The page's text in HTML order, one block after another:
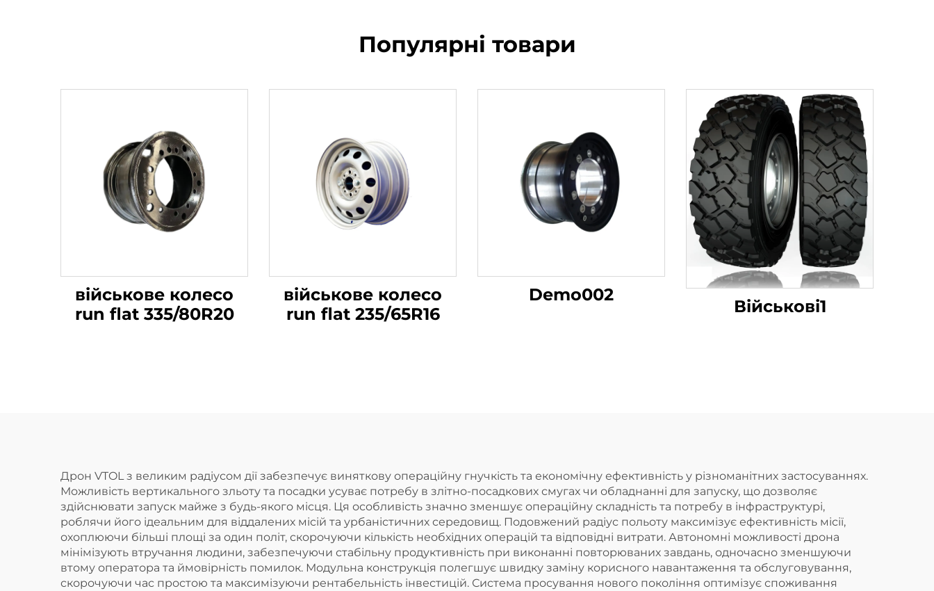
Популярні товари
військове колесо
run flat 335/80R20
військове колесо
run flat 235/65R16
Demo002
Військові1
Дрон VTOL з великим радіусом дії забезпечує виняткову операційну гнучкість та економічну ефективність у різноманітних застосуваннях.
Можливість вертикального зльоту та посадки усуває потребу в злітно-посадкових смугах чи обладнанні для запуску, що дозволяє
здійснювати запуск майже з будь-якого місця. Ця особливість значно зменшує операційну складність та потребу в інфраструктурі,
роблячи його ідеальним для віддалених місій та урбаністичних середовищ. Подовжений радіус польоту максимізує ефективність місії,
охоплюючи більші площі за один політ, скорочуючи кількість необхідних операцій та відповідні витрати. Автономні можливості дрона
мінімізують втручання людини, забезпечуючи стабільну продуктивність при виконанні повторюваних завдань, одночасно зменшуючи
втому оператора та ймовірність помилок. Модульна конструкція полегшує швидку заміну корисного навантаження та обслуговування,
скорочуючи час простою та максимізуючи рентабельність інвестицій. Система просування нового покоління оптимізує споживання